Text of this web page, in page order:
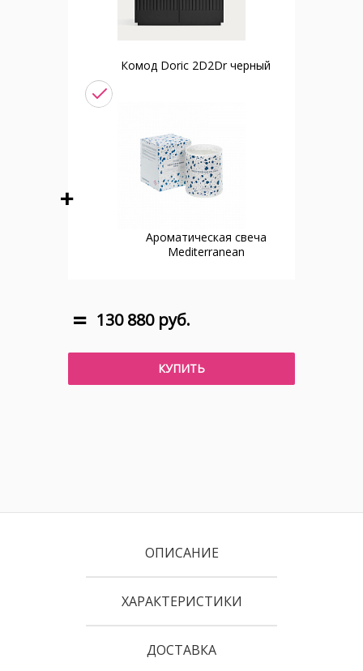
Комод Doric 2D2Dr черный
Ароматическая свеча
Mediterranean
130 880 руб.
КУПИТЬ
ОПИСАНИЕ
ХАРАКТЕРИСТИКИ
ДОСТАВКА